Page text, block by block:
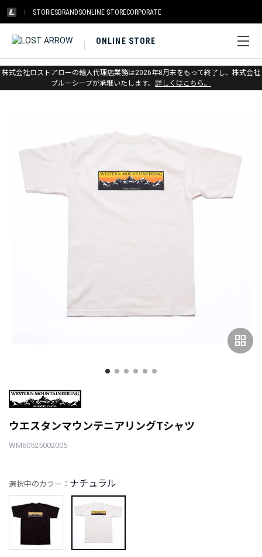
STORIESBRANDSONLINE STORECORPORATE
ONLINE STORE
株式会社ロストアローの輸入代理店業務は2026年8月末をもって終了し、株式会社
ブルーシープが承継いたします。 詳しくはこちら。
ホーム > ウエスタンマウンテニアリング > Tシャツ&キャップ
grid_view
ウエスタンマウンテニアリングTシャツ
WM60525002005
選択中のカラー： ナチュラル